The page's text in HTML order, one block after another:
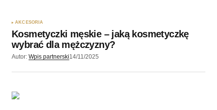
AKCESORIA
​Kosmetyczki męskie – jaką kosmetyczkę
wybrać dla mężczyzny?
Autor: Wpis partnerski14/11/2025